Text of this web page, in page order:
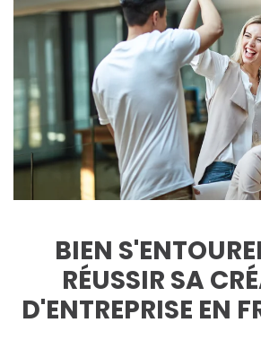
BIEN
RÉUSSIR SA
D'ENTREPRISE EN